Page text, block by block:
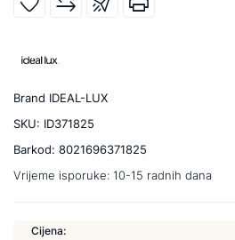
Brand IDEAL-LUX
SKU: ID371825
Barkod: 8021696371825
Vrijeme isporuke: 10-15 radnih dana
Cijena: